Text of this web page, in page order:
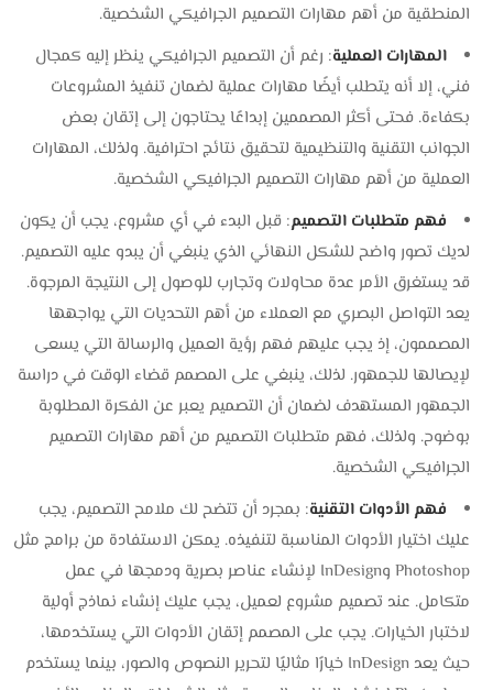
المنطقية من أهم مهارات التصميم الجرافيكي الشخصية.
المهارات العملية: رغم أن التصميم الجرافيكي ينظر إليه كمجال
فني، إلا أنه يتطلب أيضًا مهارات عملية لضمان تنفيذ المشروعات
بكفاءة. فحتى أكثر المصممين إبداعًا يحتاجون إلى إتقان بعض
الجوانب التقنية والتنظيمية لتحقيق نتائج احترافية. ولذلك، المهارات
العملية من أهم مهارات التصميم الجرافيكي الشخصية.
فهم متطلبات التصميم: قبل البدء في أي مشروع، يجب أن يكون
لديك تصور واضح للشكل النهائي الذي ينبغي أن يبدو عليه التصميم.
قد يستغرق الأمر عدة محاولات وتجارب للوصول إلى النتيجة المرجوة.
يعد التواصل البصري مع العملاء من أهم التحديات التي يواجهها
المصممون، إذ يجب عليهم فهم رؤية العميل والرسالة التي يسعى
لإيصالها للجمهور. لذلك، ينبغي على المصمم قضاء الوقت في دراسة
الجمهور المستهدف لضمان أن التصميم يعبر عن الفكرة المطلوبة
بوضوح. ولذلك، فهم متطلبات التصميم من أهم مهارات التصميم
الجرافيكي الشخصية.
فهم الأدوات التقنية: بمجرد أن تتضح لك ملامح التصميم، يجب
عليك اختيار الأدوات المناسبة لتنفيذه. يمكن الاستفادة من برامج مثل
Photoshop وInDesign لإنشاء عناصر بصرية ودمجها في عمل
متكامل. عند تصميم مشروع لعميل، يجب عليك إنشاء نماذج أولية
لاختبار الخيارات. يجب على المصمم إتقان الأدوات التي يستخدمها،
حيث يعد InDesign خيارًا مثاليًا لتحرير النصوص والصور، بينما يستخدم